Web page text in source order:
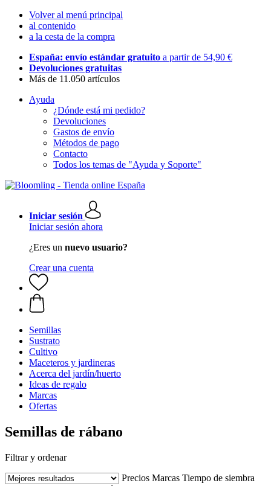
Volver al menú principal
al contenido
a la cesta de la compra
España: envío estándar gratuito a partir de 54,90 €
Devoluciones gratuitas
Más de 11.050 artículos
Ayuda
¿Dónde está mi pedido?
Devoluciones
Gastos de envío
Métodos de pago
Contacto
Todos los temas de "Ayuda y Soporte"
Iniciar sesión
Iniciar sesión ahora
¿Eres un nuevo usuario?
Crear una cuenta
Semillas
Sustrato
Cultivo
Maceteros y jardineras
Acerca del jardín/huerto
Ideas de regalo
Marcas
Ofertas
Semillas de rábano
Filtrar y ordenar
Precios Marcas Tiempo de siembra